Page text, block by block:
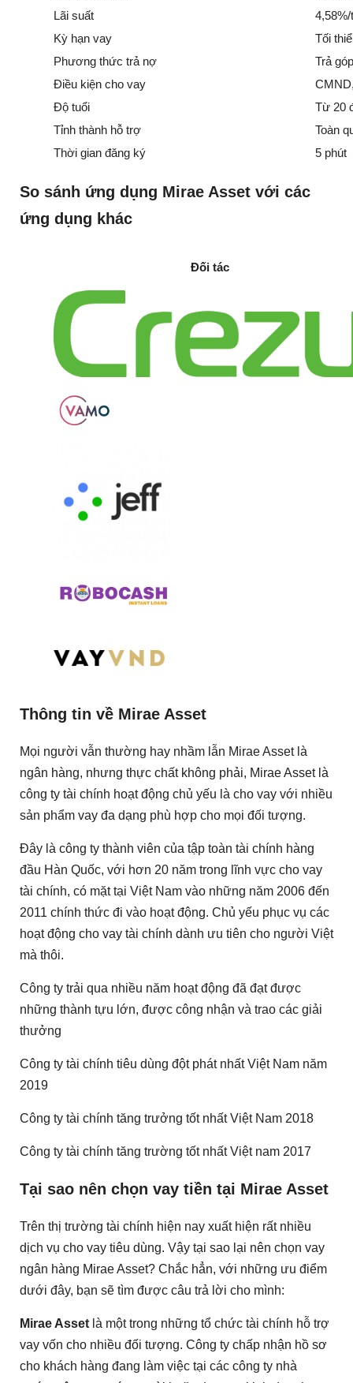
Lãi suất
Kỳ hạn vay
Tối
Phương thức trả nợ
Trả
Điều kiện cho vay
Độ tuổi
Từ 20
Tỉnh thành hỗ trợ
Toàn
Thời gian đăng ký
5 phút
So sánh ứng dụng Mirae Asset với các
ứng dụng khác
Đối tác
Thông tin về Mirae Asset
Mọi người vẫn thường hay nhầm lẫn Mirae Asset là
ngân hàng, nhưng thực chất không phải, Mirae Asset là
công ty tài chính hoạt động chủ yếu là cho vay với nhiều
sản phẩm vay đa dạng phù hợp cho mọi đối tượng.
Đây là công ty thành viên của tập toàn tài chính hàng
đầu Hàn Quốc, với hơn 20 năm trong lĩnh vực cho vay
tài chính, có mặt tại Việt Nam vào những năm 2006 đến
2011 chính thức đi vào hoạt động. Chủ yếu phục vụ các
hoạt động cho vay tài chính dành ưu tiên cho người Việt
mà thôi.
Công ty trải qua nhiều năm hoạt động đã đạt được
những thành tựu lớn, được công nhận và trao các giải
thưởng
Công ty tài chính tiêu dùng đột phát nhất Việt Nam năm
2019
Công ty tài chính tăng trưởng tốt nhất Việt Nam 2018
Công ty tài chính tăng trường tốt nhất Việt nam 2017
Tại sao nên chọn vay tiền tại Mirae Asset
Trên thị trường tài chính hiện nay xuất hiện rất nhiều
dịch vụ cho vay tiêu dùng. Vậy tại sao lại nên chọn vay
ngân hàng Mirae Asset? Chắc hẳn, với những ưu điểm
dưới đây, bạn sẽ tìm được câu trả lời cho mình:
Mirae Asset là một trong những tổ chức tài chính hỗ trợ
vay vốn cho nhiều đối tượng. Công ty chấp nhận hồ sơ
cho khách hàng đang làm việc tại các công ty nhà